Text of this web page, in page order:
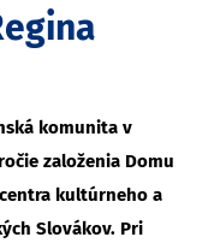
komunita v
založenia Domu
kultúrneho a
Slovákov. Pri